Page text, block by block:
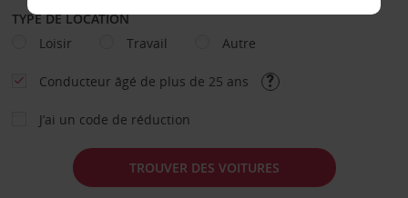
TYPE DE LOCATION
Loisir
Travail Autre
Conducteur âgé de plus de 25 ans
J’ai un code de réduction
TROUVER DES VOITURES